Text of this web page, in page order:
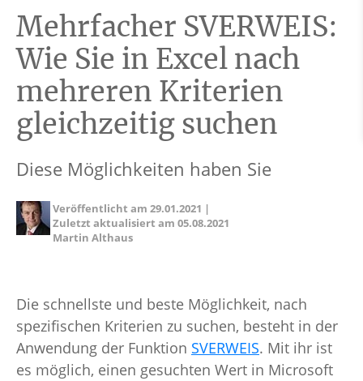
Mehrfacher SVERWEIS:
Wie Sie in Excel nach
mehreren Kriterien
gleichzeitig suchen
Diese Möglichkeiten haben Sie
Veröffentlicht am29.01.2021 |
Zuletzt aktualisiert am05.08.2021
Martin Althaus
Die schnellste und beste Möglichkeit, nach
spezifischen Kriterien zu suchen, besteht in der
Anwendung der Funktion SVERWEIS. Mit ihr ist
es möglich, einen gesuchten Wert in Microsoft